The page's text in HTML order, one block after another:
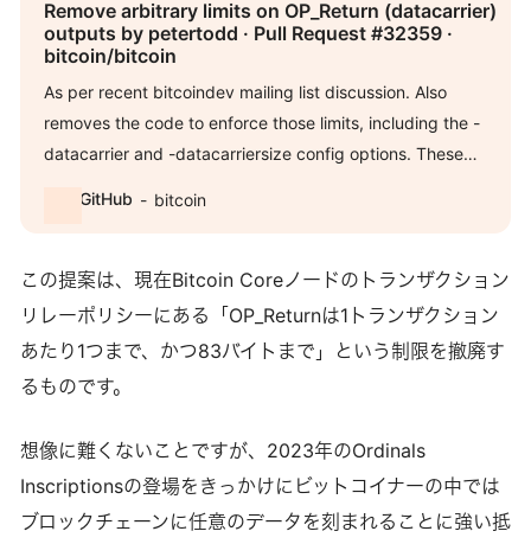
Remove arbitrary limits on OP_Return (datacarrier)
outputs by petertodd · Pull Request #32359 ·
bitcoin/bitcoin
As per recent bitcoindev mailing list discussion. Also
removes the code to enforce those limits, including the -
datacarrier and -datacarriersize config options. These
GitHub bitcoin
この提案は、現在Bitcoin Coreノードのトランザクション
リレーポリシーにある「OP_Returnは1トランザクション
あたり1つまで、かつ83バイトまで」という制限を撤廃す
るものです。
想像に難くないことですが、2023年のOrdinals
Inscriptionsの登場をきっかけにビットコイナーの中では
ブロックチェーンに任意のデータを刻まれることに強い抵